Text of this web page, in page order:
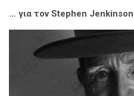
… για τον Stephen Jenkinson